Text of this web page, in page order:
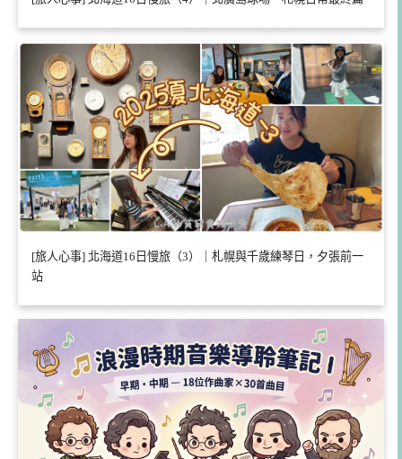
[旅人心事] 北海道16日慢旅（3）｜札幌與千歲練琴日，夕張前一
站